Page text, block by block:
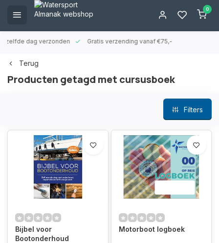
0
zelfde dag verzonden Gratis verzending vanaf €75,-
Terug
Producten getagd met cursusboek
Filters
Bijbel voor
Bootonderhoud
Motorboot logboek